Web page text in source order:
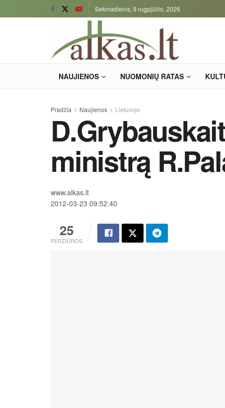
Sekmadienis, 9 rugpjūčio, 2026
NAUJIENOS NUOMONIŲ RATAS
Pradžia Naujienos Lietuvoje
ministrą
www.alkas.lt
2012-03-23 09:52:40
25
PERŽIŪROS